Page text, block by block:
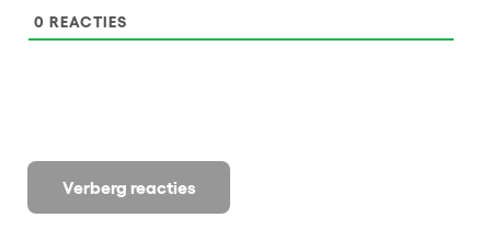
Verberg reacties
0 REACTIES